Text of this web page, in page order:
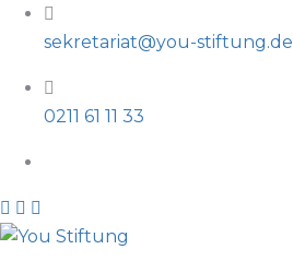
sekretariat@you-stiftung.de
0211 61 11 33